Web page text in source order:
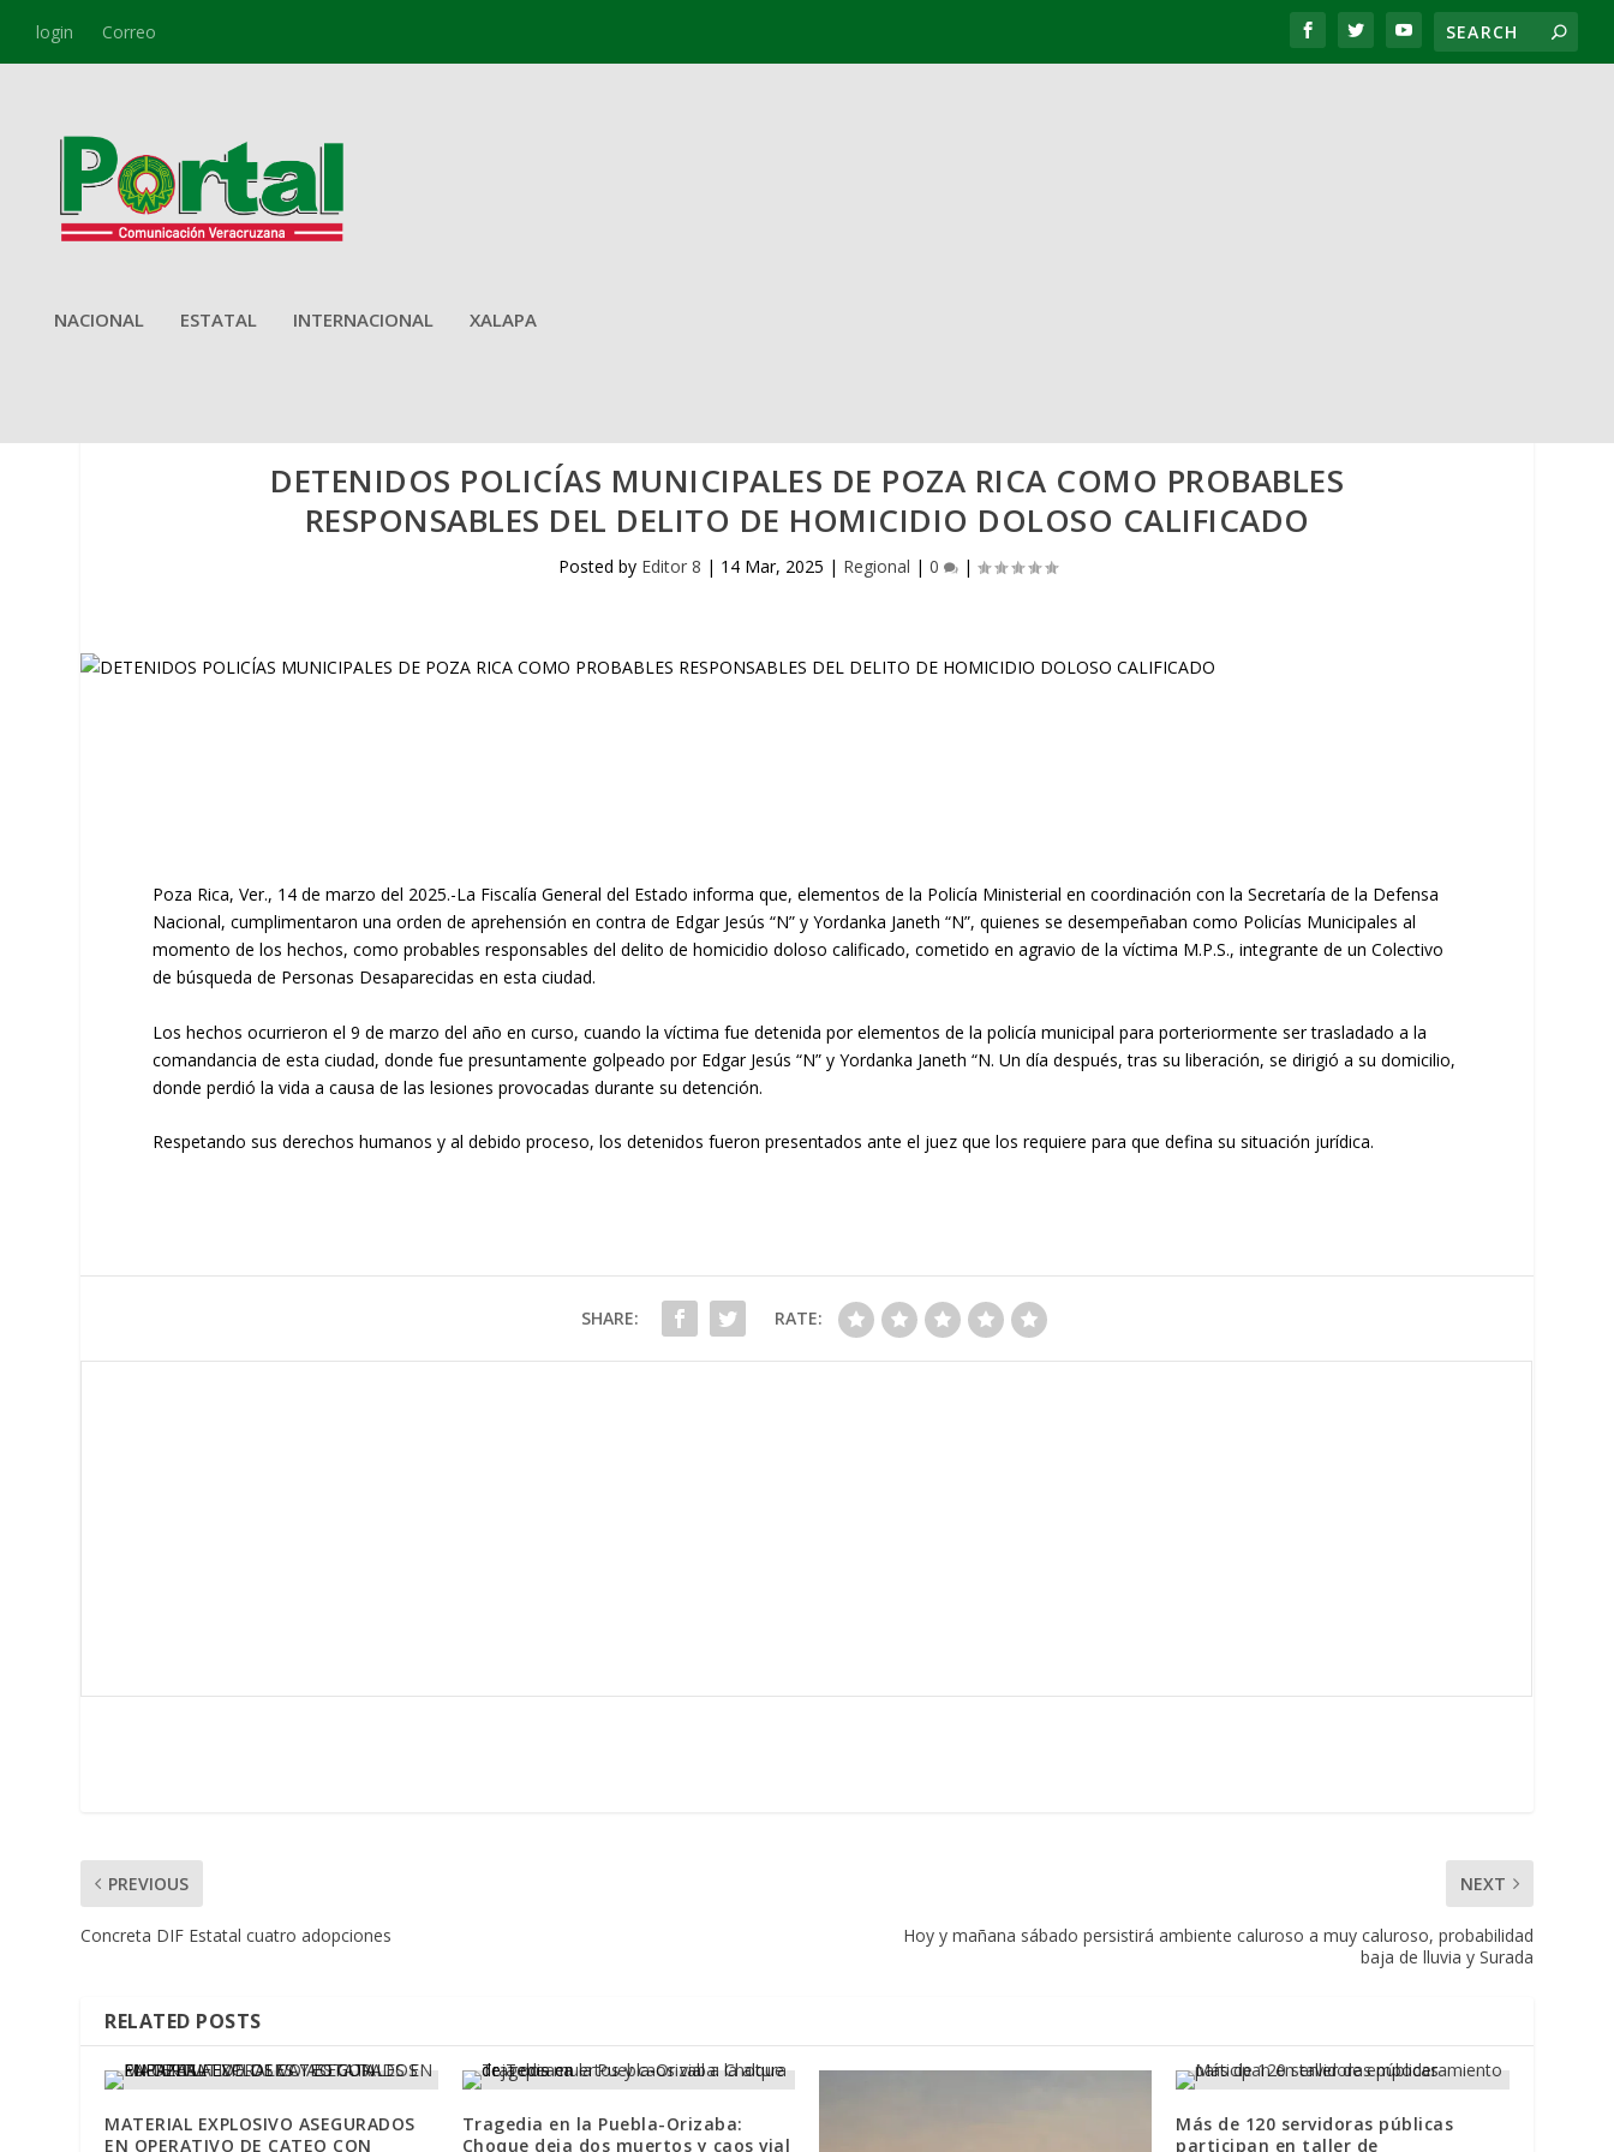
login Correo
NACIONAL ESTATAL INTERNACIONAL XALAPA
DETENIDOS POLICÍAS MUNICIPALES DE POZA RICA COMO PROBABLES
RESPONSABLES DEL DELITO DE HOMICIDIO DOLOSO CALIFICADO
Posted by Editor 8 | 14 Mar, 2025 | Regional | 0 |
Poza Rica, Ver., 14 de marzo del 2025.-La Fiscalía General del Estado informa que, elementos de la Policía Ministerial en coordinación con la Secretaría de la Defensa
Nacional, cumplimentaron una orden de aprehensión en contra de Edgar Jesús “N” y Yordanka Janeth “N”, quienes se desempeñaban como Policías Municipales al
momento de los hechos, como probables responsables del delito de homicidio doloso calificado, cometido en agravio de la víctima M.P.S., integrante de un Colectivo
de búsqueda de Personas Desaparecidas en esta ciudad.
Los hechos ocurrieron el 9 de marzo del año en curso, cuando la víctima fue detenida por elementos de la policía municipal para porteriormente ser trasladado a la
comandancia de esta ciudad, donde fue presuntamente golpeado por Edgar Jesús “N” y Yordanka Janeth “N. Un día después, tras su liberación, se dirigió a su domicilio,
donde perdió la vida a causa de las lesiones provocadas durante su detención.
Respetando sus derechos humanos y al debido proceso, los detenidos fueron presentados ante el juez que los requiere para que defina su situación jurídica.
SHARE: RATE:
PREVIOUS
Concreta DIF Estatal cuatro adopciones
NEXT
Hoy y mañana sábado persistirá ambiente caluroso a muy caluroso, probabilidad
baja de lluvia y Surada
RELATED POSTS
MATERIAL EXPLOSIVO ASEGURADOS
EN OPERATIVO DE CATEO CON
Tragedia en la Puebla-Orizaba:
Choque deja dos muertos y caos vial
Más de 120 servidoras públicas
participan en taller de